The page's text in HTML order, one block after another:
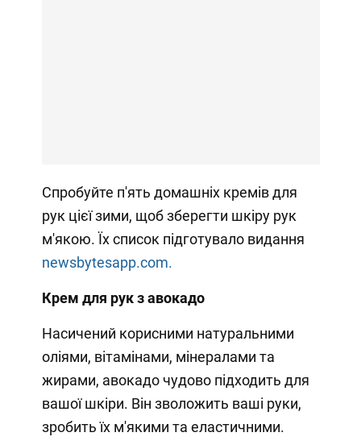
Спробуйте п'ять домашніх кремів для
рук цієї зими, щоб зберегти шкіру рук
м'якою. Їх список підготувало видання
newsbytesapp.com.
Крем для рук з авокадо
Насичений корисними натуральними
оліями, вітамінами, мінералами та
жирами, авокадо чудово підходить для
вашої шкіри. Він зволожить ваші руки,
зробить їх м'якими та еластичними.